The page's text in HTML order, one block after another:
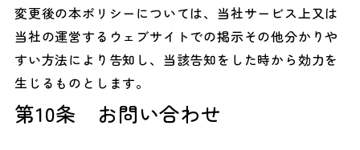
変更後の本ポリシーについては、当社サービス上又は
当社の運営するウェブサイトでの掲示その他分かりや
すい方法により告知し、当該告知をした時から効力を
生じるものとします。
第10条 お問い合わせ